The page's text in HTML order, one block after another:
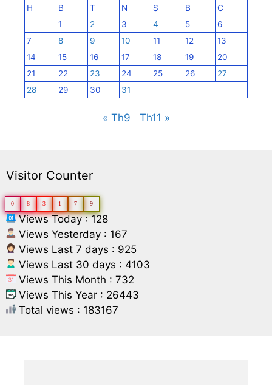
H
B T N S B
C
1
2 3 4 5
6
7
8 9 10 11 12
13
14
15 16 17 18 19
20
21
22 23 24 25 26
27
28
29 30 31
« Th9 Th11 »
Visitor Counter
0 8 3 1 7 9
Views Today : 128
Views Yesterday : 167
Views Last 7 days : 925
Views Last 30 days : 4103
Views This Month : 732
Views This Year : 26443
Total views : 183167